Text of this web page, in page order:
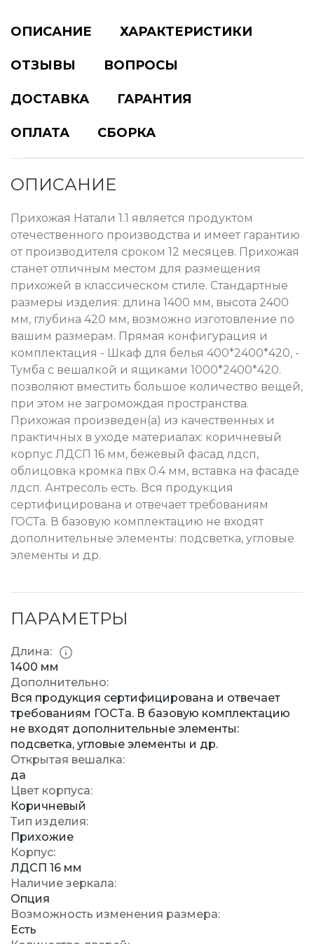
ОПИСАНИЕ ХАРАКТЕРИСТИКИ
ОТЗЫВЫ ВОПРОСЫ
ДОСТАВКА ГАРАНТИЯ
ОПЛАТА СБОРКА
ОПИСАНИЕ
Прихожая Натали 1.1 является продуктом
отечественного производства и имеет гарантию
от производителя сроком 12 месяцев. Прихожая
станет отличным местом для размещения
прихожей в классическом стиле. Стандартные
размеры изделия: длина 1400 мм, высота 2400
мм, глубина 420 мм, возможно изготовление по
вашим размерам. Прямая конфигурация и
комплектация - Шкаф для белья 400*2400*420, -
Тумба с вешалкой и ящиками 1000*2400*420.
позволяют вместить большое количество вещей,
при этом не загромождая пространства.
Прихожая произведен(а) из качественных и
практичных в уходе материалах: коричневый
корпус ЛДСП 16 мм, бежевый фасад лдсп,
облицовка кромка пвх 0.4 мм, вставка на фасаде
лдсп. Антресоль есть. Вся продукция
сертифицирована и отвечает требованиям
ГОСТа. В базовую комплектацию не входят
дополнительные элементы: подсветка, угловые
элементы и др.
ПАРАМЕТРЫ
Длина:
1400 мм
Дополнительно:
Вся продукция сертифицирована и отвечает
требованиям ГОСТа. В базовую комплектацию
не входят дополнительные элементы:
подсветка, угловые элементы и др.
Открытая вешалка:
да
Цвет корпуса:
Коричневый
Тип изделия:
Прихожие
Корпус:
ЛДСП 16 мм
Наличие зеркала:
Опция
Возможность изменения размера:
Есть